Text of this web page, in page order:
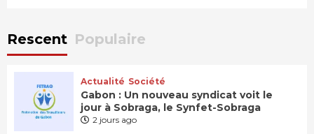
Rescent Populaire
Actualité Société
Gabon : Un nouveau syndicat voit le
jour à Sobraga, le Synfet-Sobraga
2 jours ago